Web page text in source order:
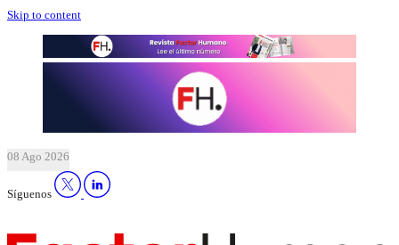
Skip to content
08 Ago 2026
Síguenos